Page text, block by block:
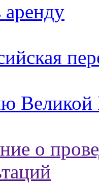
аренду
о